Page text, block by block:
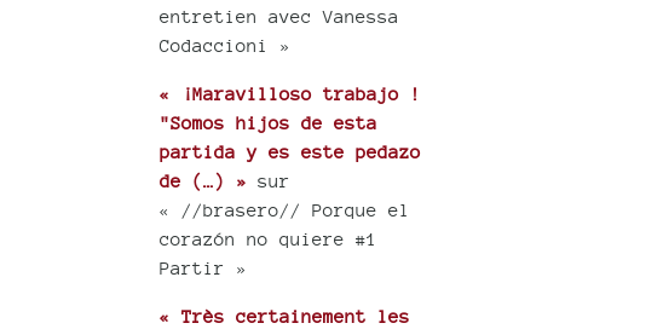
entretien avec Vanessa
Codaccioni »
« ¡Maravilloso trabajo !
"Somos hijos de esta
partida y es este pedazo
de (…) » sur
« //brasero// Porque el
corazón no quiere #1
Partir »
« Très certainement les